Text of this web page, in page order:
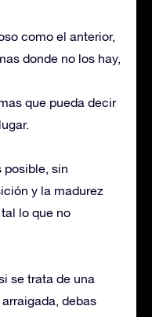
como el anterior,
donde no los hay,
que pueda decir
posible, sin
y la madurez
lo que no
se trata de una
debas